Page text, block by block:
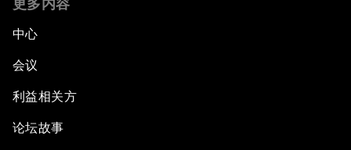
更多内容
中心
会议
利益相关方
论坛故事